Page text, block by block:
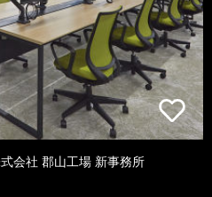
会社 郡山工場 新事務所